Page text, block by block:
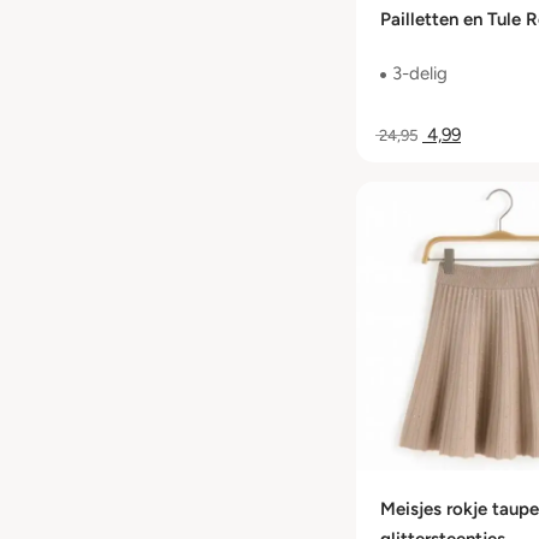
Pailletten en Tule
3-delig
24,95 4,99
Meisjes rokje